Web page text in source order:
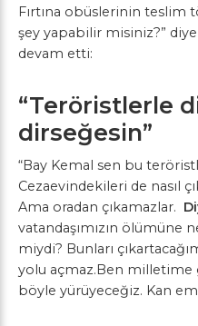
Fırtına obüslerinin teslim
şey yapabilir misiniz?”
devam etti:
“Teröristlerle
dirseğesin”
“Bay Kemal sen bu
Cezaevindekileri de nasıl
Ama oradan çıkamazlar.
vatandaşımızın ölümüne
miydi? Bunları
yolu açmaz.Ben milletime
böyle yürüyeceğiz. Kan